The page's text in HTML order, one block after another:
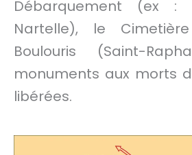
Débarquement (ex
Nartelle), le
Boulouris (Saint-
monuments aux morts
libérées.